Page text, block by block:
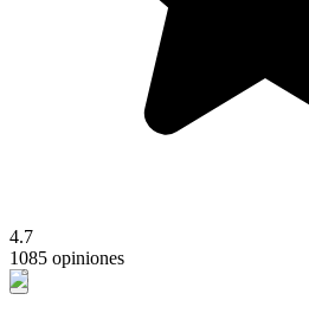
4.7
1085 opiniones